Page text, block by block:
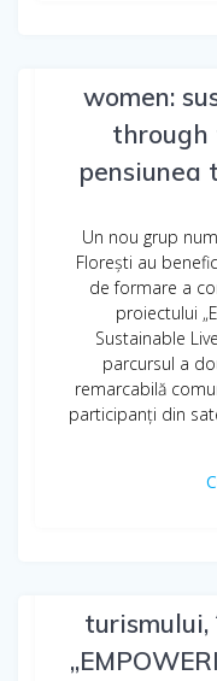
women:
through
pensiunea
Un nou grup
Florești au
de formare a
proiectului
Sustainable
parcursul a
remarcabilă
participanți din